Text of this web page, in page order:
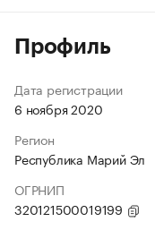
Профиль
Дата регистрации
6 ноября 2020
Регион
Республика Марий Эл
ОГРНИП
320121500019199